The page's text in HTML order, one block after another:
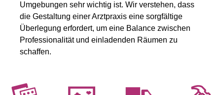
Umgebungen sehr wichtig ist. Wir verstehen, dass
die Gestaltung einer Arztpraxis eine sorgfältige
Überlegung erfordert, um eine Balance zwischen
Professionalität und einladenden Räumen zu
schaffen.